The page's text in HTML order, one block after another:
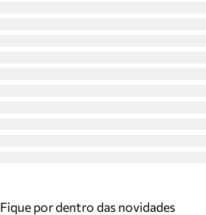
Fique por dentro das novidades